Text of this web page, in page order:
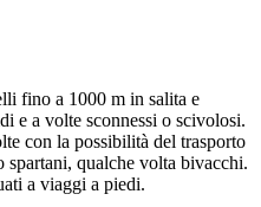
fino a 1000 m in salita e
e a volte sconnessi o scivolosi.
con la possibilità del trasporto
spartani, qualche volta bivacchi.
a viaggi a piedi.